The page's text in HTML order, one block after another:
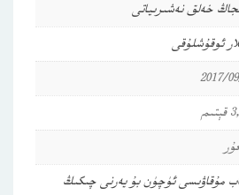
خەلق نەشىرىياتى
ئوقۇشلۇقى
2017/
مۇقاۋىسى ئۈچۈن بۇ يەرنى چىكىڭ